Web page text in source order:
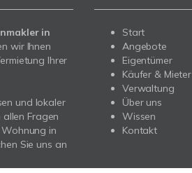
in
wir Ihnen
Ihrer
und lokaler
allen Fragen
in
Sie uns an
Start
Angebote
Eigentümer
Käufer & Mieter
Verwaltung
Über uns
Wissen
Kontakt